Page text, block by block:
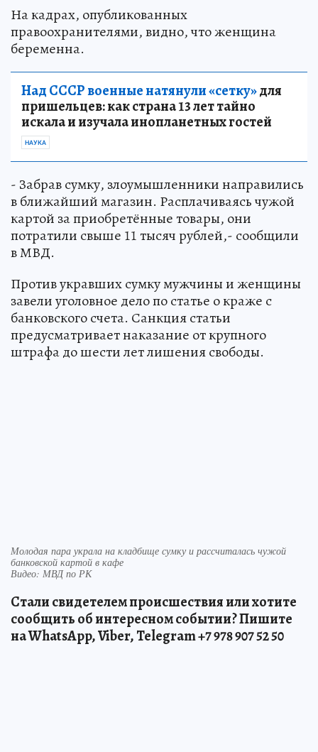
На кадрах, опубликованных
правоохранителями, видно, что женщина
беременна.
Над СССР военные натянули «сетку»для
пришельцев: как страна 13 лет тайно
искала и изучала инопланетных гостей
НАУКА
- Забрав сумку, злоумышленники направились
в ближайший магазин. Расплачиваясь чужой
картой за приобретённые товары, они
потратили свыше 11 тысяч рублей,- сообщили
в МВД.
Против укравших сумку мужчины и женщины
завели уголовное дело по статье о краже с
банковского счета. Санкция статьи
предусматривает наказание от крупного
штрафа до шести лет лишения свободы.
Молодая пара украла на кладбище сумку и рассчиталась чужой
банковской картой в кафе
Видео: МВД по РК
Стали свидетелем происшествия или хотите
сообщить об интересном событии? Пишите
на WhatsApp, Viber, Telegram +7 978 907 52 50